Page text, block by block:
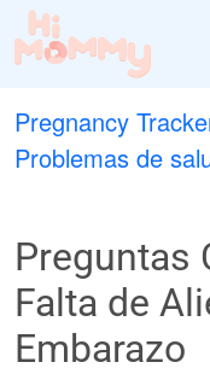
Pregnancy
Problemas de
Preguntas
Falta de
Embarazo